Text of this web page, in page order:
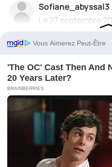
Sofiane_abyssal3
Le 27 septembre
L’explication
merci !
Répondre
Aurorearcade
73 réponses ★★ ★★★